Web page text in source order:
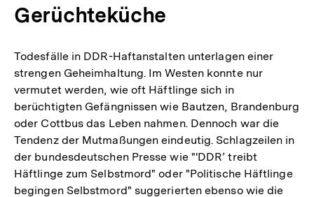
Gerüchteküche
Todesfälle in DDR-Haftanstalten unterlagen einer
strengen Geheimhaltung. Im Westen konnte nur
vermutet werden, wie oft Häftlinge sich in
berüchtigten Gefängnissen wie Bautzen, Brandenburg
oder Cottbus das Leben nahmen. Dennoch war die
Tendenz der Mutmaßungen eindeutig. Schlagzeilen in
der bundesdeutschen Presse wie "'DDR’ treibt
Häftlinge zum Selbstmord" oder "Politische Häftlinge
begingen Selbstmord" suggerierten ebenso wie die